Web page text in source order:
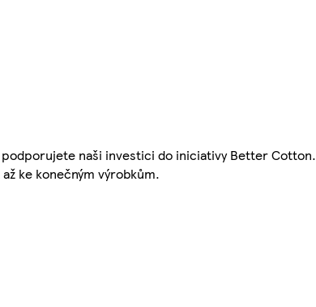
naši investici do iniciativy Better Cotton.
ke konečným výrobkům.